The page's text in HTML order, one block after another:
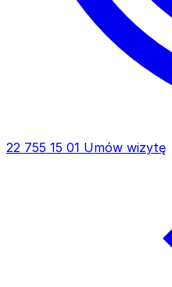
22 755 15 01 Umów wizytę